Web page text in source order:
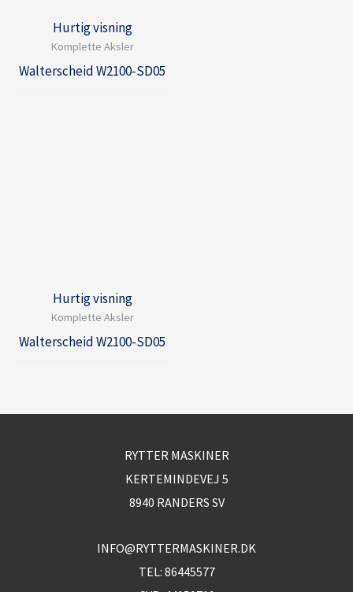
Hurtig visning
Komplette Aksler
Walterscheid W2100-SD05
Hurtig visning
Komplette Aksler
Walterscheid W2100-SD05
RYTTER MASKINER
KERTEMINDEVEJ 5
8940 RANDERS SV
INFO@RYTTERMASKINER.DK
TEL: 86445577